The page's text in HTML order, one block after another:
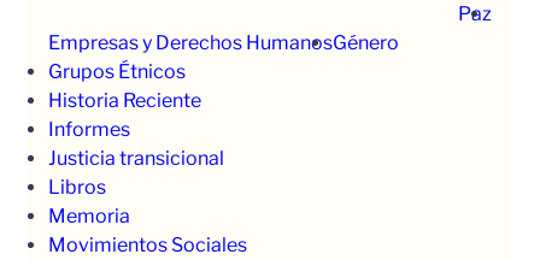
Paz
Empresas y Derechos HumanosGénero
Grupos Étnicos
Historia Reciente
Informes
Justicia transicional
Libros
Memoria
Movimientos Sociales